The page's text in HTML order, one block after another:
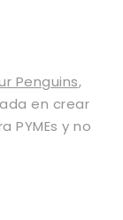
Penguins,
en crear
PYMEs y no